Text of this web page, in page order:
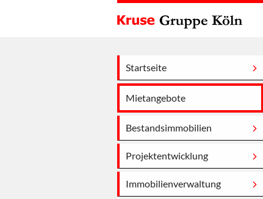
Startseite
Mietangebote
Bestandsimmobilien
Projektentwicklung
Immobilienverwaltung